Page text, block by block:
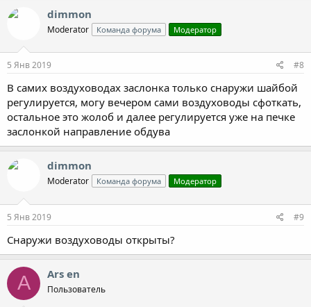
dimmon
Moderator Команда форума Модератор
5 Янв 2019 #8
В самих воздуховодах заслонка только снаружи шайбой
регулируется, могу вечером сами воздуховоды сфоткать,
остальное это жолоб и далее регулируется уже на печке
заслонкой направление обдува
dimmon
Moderator Команда форума Модератор
5 Янв 2019 #9
Снаружи воздуховоды открыты?
A Ars en
Пользователь